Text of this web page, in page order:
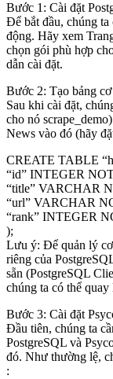
Bước 1: Cài đặt
Để bắt đầu, chúng ta
động. Hãy xem
chọn gói phù hợp
dẫn cài đặt.
Bước 2: Tạo bảng
Sau khi cài đặt,
cho nó
News vào đó (hãy
CREATE TABLE
“id” INTEGER
“title” VARCHAR
“url” VARCHAR
“rank” INTEGER
);
Lưu ý: Để quản lý cơ
riêng của
sẵn (PostgreSQL
chúng ta có thể
Bước 3: Cài đặt
Đầu tiên, chúng ta
PostgreSQL và
đó. Như thường lệ,
: